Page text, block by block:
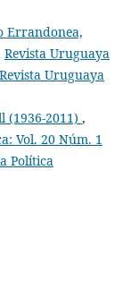
Errandonea,
Revista Uruguaya
Uruguaya
(1936-2011) ,
Vol. 20 Núm. 1
Política